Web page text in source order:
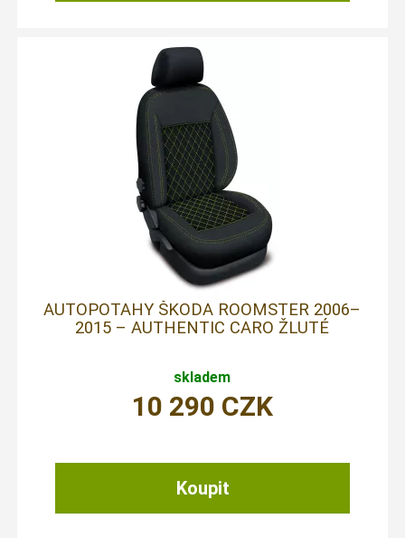
AUTOPOTAHY ŠKODA ROOMSTER 2006–
2015 – AUTHENTIC CARO ŽLUTÉ
skladem
10 290 CZK